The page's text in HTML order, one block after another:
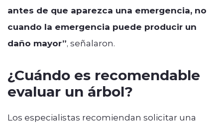
antes de que aparezca una emergencia, no
cuando la emergencia puede producir un
daño mayor”, señalaron.
¿Cuándo es recomendable
evaluar un árbol?
Los especialistas recomiendan solicitar una